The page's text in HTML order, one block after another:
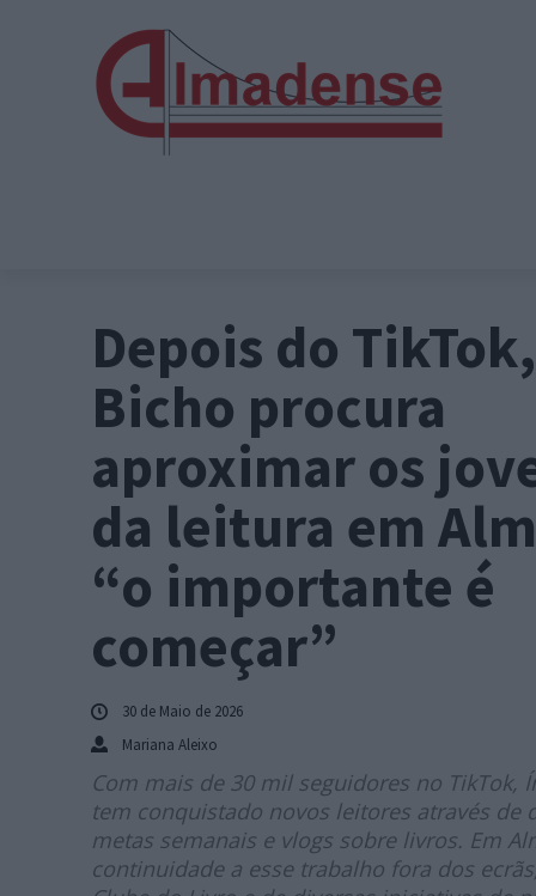
Depois do
Bicho procura
aproximar os
da leitura em
“o importante é
começar”
30 de Maio de 2026
Mariana Aleixo
Com mais de 30 mil seguidores no TikTok,
tem conquistado novos leitores através de
metas semanais e vlogs sobre livros. Em
continuidade a esse trabalho fora dos